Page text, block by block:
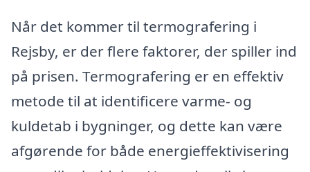
Når det kommer til termografering i
Rejsby, er der flere faktorer, der spiller ind
på prisen. Termografering er en effektiv
metode til at identificere varme- og
kuldetab i bygninger, og dette kan være
afgørende for både energieffektivisering